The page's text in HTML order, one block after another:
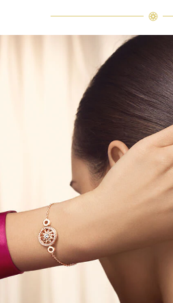
宝石皆与众不同而采
式，重量和宝石的等
如有疑问，敬请咨询